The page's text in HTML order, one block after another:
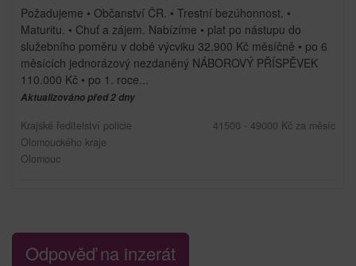
Požadujeme • Občanství ČR. • Trestní bezúhonnost. •
Maturitu. • Chuť a zájem. Nabízíme • plat po nástupu do
služebního poměru v době výcviku 32.900 Kč měsíčně • po 6
měsících jednorázový nezdaněný NÁBOROVÝ PŘÍSPĚVEK
110.000 Kč • po 1. roce...
Aktualizováno před 2 dny
Krajské ředitelství policie
Olomouckého kraje
Olomouc
41500 - 49000 Kč za měsíc
Odpověď na inzerát